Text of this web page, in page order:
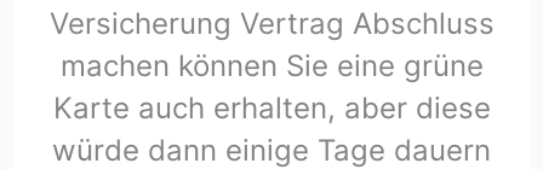
Versicherung Vertrag Abschluss
machen können Sie eine grüne
Karte auch erhalten, aber diese
würde dann einige Tage dauern